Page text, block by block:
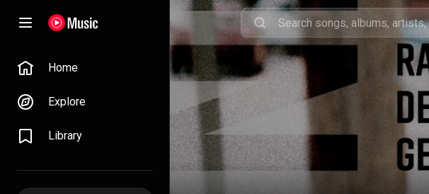
Home
Explore
Library